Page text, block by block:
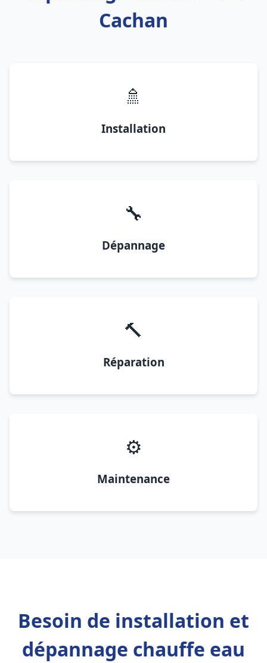
Cachan
🚿
Installation
🔧
Dépannage
🔨
Réparation
⚙️
Maintenance
Besoin de installation et
dépannage chauffe eau